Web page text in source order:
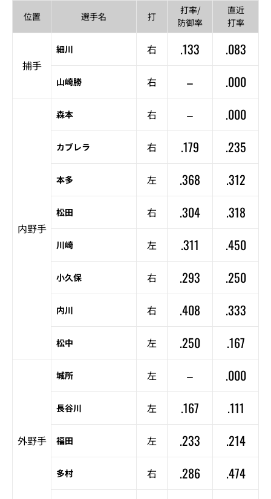
位置 選手名 打
打率/
防御率
直近
打率
捕手
細川 右 .133 .083
山崎勝 右 – .000
内野手
森本 右 – .000
カブレラ 右 .179 .235
本多 左 .368 .312
松田 右 .304 .318
川崎 左 .311 .450
小久保 右 .293 .250
内川 右 .408 .333
松中 左 .250 .167
外野手
城所 左 – .000
長谷川 左 .167 .111
福田 左 .233 .214
多村 右 .286 .474